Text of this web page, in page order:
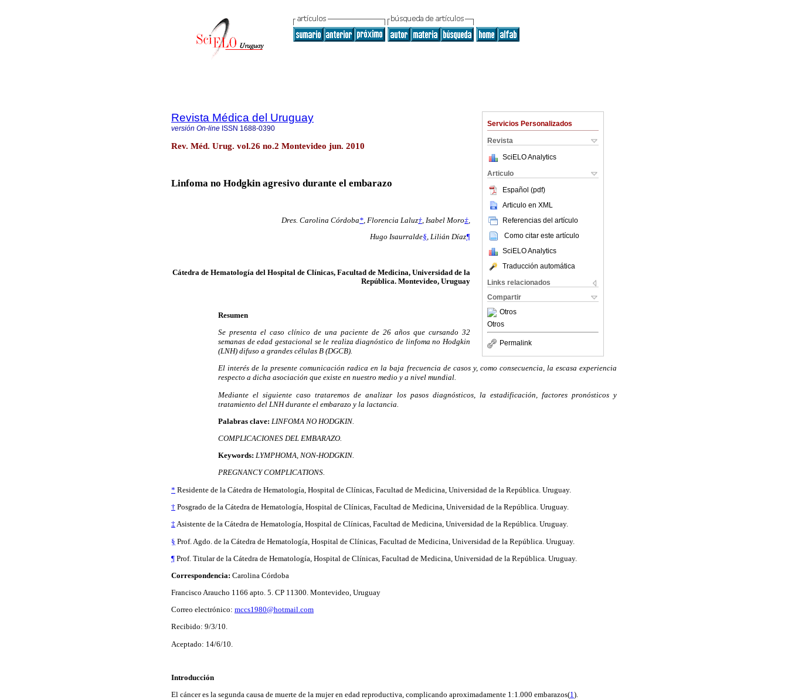
Servicios Personalizados
Revista
SciELO Analytics
Articulo
Español (pdf)
Articulo en XML
Referencias del artículo
Como citar este artículo
SciELO Analytics
Traducción automática
Links relacionados
Compartir
Otros
Otros
Permalink
Revista Médica del Uruguay
versión On-line ISSN 1688-0390
Rev. Méd. Urug. vol.26 no.2 Montevideo jun. 2010
Linfoma no Hodgkin agresivo durante el embarazo
Dres. Carolina Córdoba*, Florencia Laluz†, Isabel Moro‡,
Hugo Isaurralde§ Lilián Díaz¶
Cátedra de Hematología del Hospital de Clínicas, Facultad de Medicina, Universidad de la
República. Montevideo, Uruguay
Resumen
Se presenta el caso clínico de una paciente de 26 años que cursando 32
semanas de edad gestacional se le realiza diagnóstico de linfoma no Hodgkin
(LNH) difuso a grandes células B (DGCB).
El interés de la presente comunicación radica en la baja frecuencia de casos y, como consecuencia, la escasa experiencia
respecto a dicha asociación que existe en nuestro medio y a nivel mundial.
Mediante el siguiente caso trataremos de analizar los pasos diagnósticos, la estadificación, factores pronósticos y
tratamiento del LNH durante el embarazo y la lactancia.
Palabras clave: LINFOMA NO HODGKIN.
COMPLICACIONES DEL EMBARAZO.
Keywords: LYMPHOMA, NON-HODGKIN.
PREGNANCY COMPLICATIONS.
* Residente de la Cátedra de Hematología, Hospital de Clínicas, Facultad de Medicina, Universidad de la República. Uruguay.
† Posgrado de la Cátedra de Hematología, Hospital de Clínicas, Facultad de Medicina, Universidad de la República. Uruguay.
‡ Asistente de la Cátedra de Hematología, Hospital de Clínicas, Facultad de Medicina, Universidad de la República. Uruguay.
§ Prof. Agdo. de la Cátedra de Hematología, Hospital de Clínicas, Facultad de Medicina, Universidad de la República. Uruguay.
¶ Prof. Titular de la Cátedra de Hematología, Hospital de Clínicas, Facultad de Medicina, Universidad de la República. Uruguay.
Correspondencia: Carolina Córdoba
Francisco Araucho 1166 apto. 5. CP 11300. Montevideo, Uruguay
Correo electrónico: mccs1980@hotmail.com
Recibido: 9/3/10.
Aceptado: 14/6/10.
Introducción
El cáncer es la segunda causa de muerte de la mujer en edad reproductiva, complicando aproximadamente 1:1.000 embarazos(1).